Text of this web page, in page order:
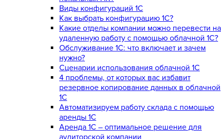
Виды конфигураций 1С
Как выбрать конфигурацию 1С?
Какие отделы компании можно перевести на
удаленную работу с помощью облачной 1С?
Обслуживание 1С: что включает и зачем
нужно?
Сценарии использования облачной 1С
4 проблемы, от которых вас избавит
резервное копирование данных в облачной
1С
Автоматизируем работу склада с помощью
аренды 1С
Аренда 1С – оптимальное решение для
аудиторской компании